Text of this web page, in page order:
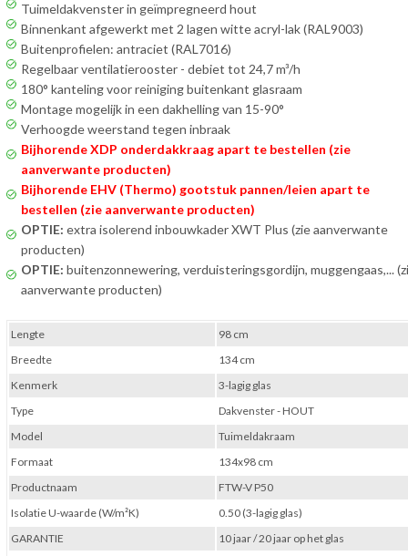
Tuimeldakvenster in geïmpregneerd hout
Binnenkant afgewerkt met 2 lagen witte acryl-lak (RAL9003)
Buitenprofielen: antraciet (RAL7016)
Regelbaar ventilatierooster - debiet tot 24,7 m³/h
180° kanteling voor reiniging buitenkant glasraam
Montage mogelijk in een dakhelling van 15-90°
Verhoogde weerstand tegen inbraak
Bijhorende XDP onderdakkraag apart te bestellen (zie
aanverwante producten)
Bijhorende EHV (Thermo) gootstuk pannen/leien apart te
bestellen (zie aanverwante producten)
OPTIE: extra isolerend inbouwkader XWT Plus (zie aanverwante
producten)
OPTIE: buitenzonnewering, verduisteringsgordijn, muggengaas,...
aanverwante producten)
Lengte
98 cm
Breedte
134 cm
Kenmerk
3-lagig glas
Type
Dakvenster - HOUT
Model
Tuimeldakraam
Formaat
134x98 cm
Productnaam
FTW-V P50
Isolatie U-waarde (W/m²K)
0.50 (3-lagig glas)
GARANTIE
10 jaar / 20 jaar op het glas